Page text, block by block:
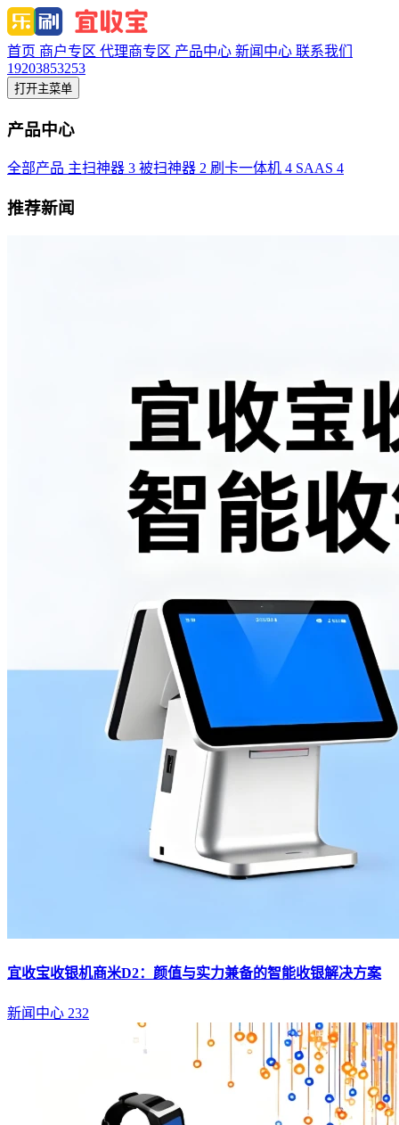
首页 商户专区 代理商专区 产品中心 新闻中心 联系我们
19203853253
打开主菜单
产品中心
全部产品 主扫神器 3 被扫神器 2 刷卡一体机 4 SAAS 4
推荐新闻
宜收宝收银机商米D2：颜值与实力兼备的智能收银解决方案
新闻中心 232